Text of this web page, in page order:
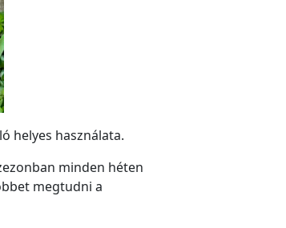
helyes használata.
minden héten
megtudni a